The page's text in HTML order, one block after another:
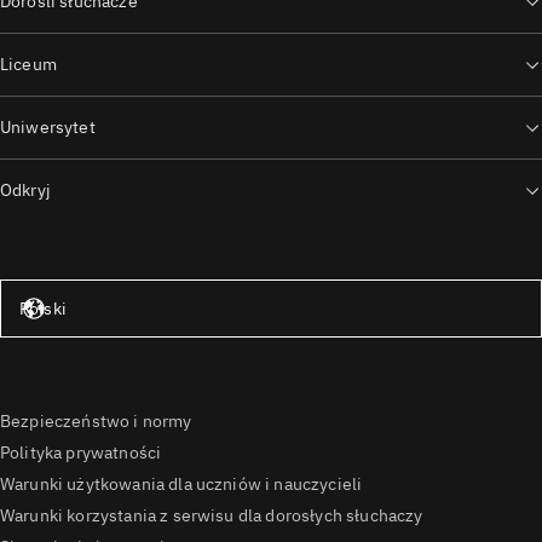
Liceum
Uniwersytet
Odkryj
Polski
Bezpieczeństwo i normy
Polityka prywatności
Warunki użytkowania dla uczniów i nauczycieli
Warunki korzystania z serwisu dla dorosłych słuchaczy